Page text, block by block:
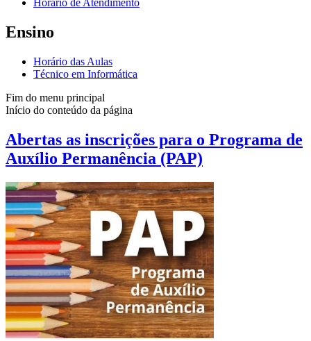
Horário de Atendimento
Ensino
Horário das Aulas
Técnico em Informática
Fim do menu principal
Início do conteúdo da página
Abertas as inscrições para o Programa de
Auxílio Permanência (PAP)